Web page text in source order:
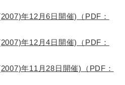
年12月6日開催)（PDF：
年12月4日開催)（PDF：
年11月28日開催)（PDF：